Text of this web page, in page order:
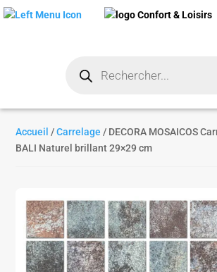
produits
Accueil /Carrelage / DECORA MOSAICOS
BALI Naturel brillant 29×29 cm